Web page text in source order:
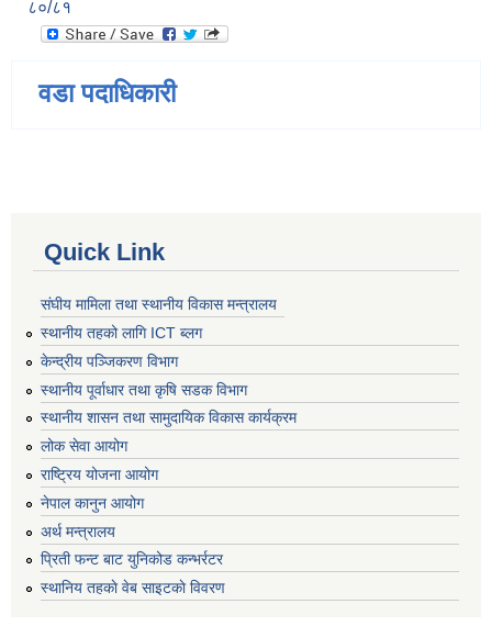
८०/८१
वडा पदाधिकारी
Quick Link
संघीय मामिला तथा स्थानीय विकास मन्त्रालय
स्थानीय तहको लागि ICT ब्लग
केन्द्रीय पञ्जिकरण विभाग
स्थानीय पूर्वाधार तथा कृषि सडक विभाग
स्थानीय शासन तथा सामुदायिक विकास कार्यक्रम
लोक सेवा आयोग
राष्ट्रिय योजना आयोग
नेपाल कानुन आयोग
अर्थ मन्त्रालय
प्रिती फन्ट बाट युनिकोड कन्भर्रटर
स्थानिय तहकाे वेब साइटकाे विवरण